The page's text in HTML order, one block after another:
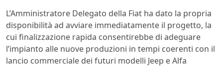
L’Amministratore Delegato della Fiat ha dato la propria
disponibilità ad avviare immediatamente il progetto, la
cui finalizzazione rapida consentirebbe di adeguare
l’impianto alle nuove produzioni in tempi coerenti con il
lancio commerciale dei futuri modelli Jeep e Alfa